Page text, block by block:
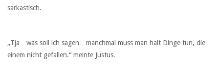
sarkastisch.
„Tja…was soll ich sagen…manchmal muss man halt Dinge tun, die
einem nicht gefallen.“ meinte Justus.